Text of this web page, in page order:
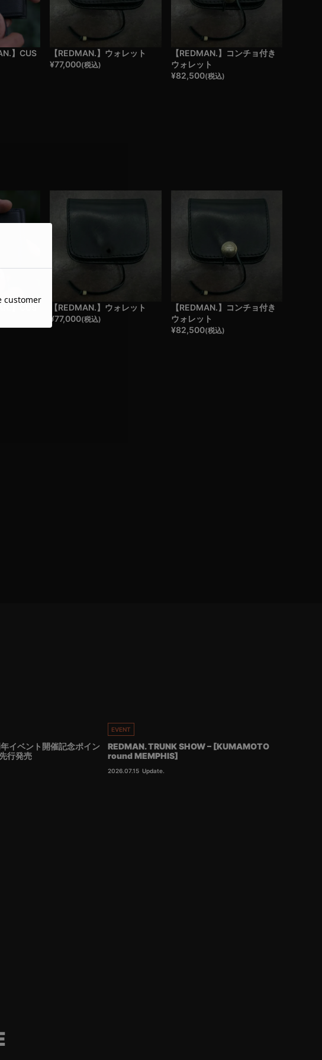
】CUS
【REDMAN.】ウォレット
¥77,000(税込)
【REDMAN.】コンチョ付き
ウォレット
¥82,500(税込)
】CUS
【REDMAN.】ウォレット
¥77,000(税込)
【REDMAN.】コンチョ付き
ウォレット
¥82,500(税込)
イベント開催記念ポイン
行発売
EVENT
REDMAN. TRUNK SHOW – [KUMAMOTO
round MEMPHIS]
2026.07.15 Update.